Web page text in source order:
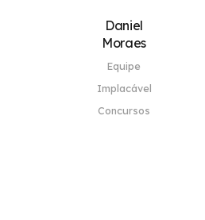
Daniel
Moraes
Equipe
Implacável
Concursos